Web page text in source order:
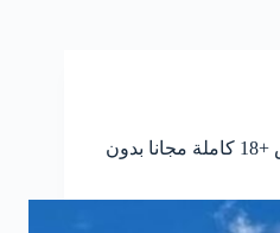
جميع مقاطع جورجينا درويش +18 كاملة مجانا بدون